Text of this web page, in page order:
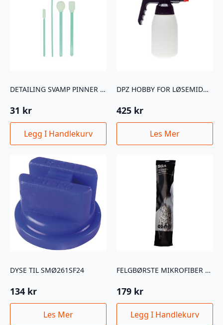
DETAILING SVAMP PINNER 4STK
31 kr
Legg I Handlekurv
DPZ HOBBY FOR LØSEMIDDELBASERTE PRODUKTER
425 kr
Les Mer
DYSE TIL SMØ261SF24
134 kr
Les Mer
FELGBØRSTE MIKROFIBER SGA (45CM)
179 kr
Legg I Handlekurv